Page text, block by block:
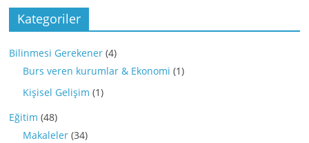
Kategoriler
Bilinmesi Gerekener (4)
Burs veren kurumlar & Ekonomi (1)
Kişisel Gelişim (1)
Eğitim (48)
Makaleler (34)